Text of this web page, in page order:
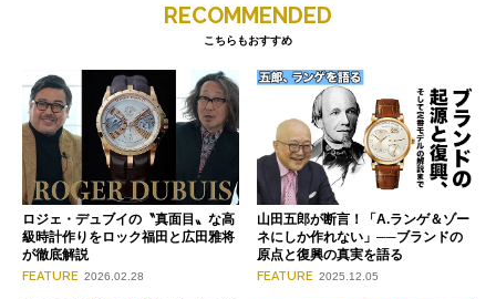
RECOMMENDED
こちらもおすすめ
ロジェ・デュブイの〝真面目〟な高
級時計作りをロック福田と広田雅将
が徹底解説
FEATURE 2026.02.28
山田五郎が断言！「A.ランゲ＆ゾー
ネにしか作れない」──ブランドの
原点と復興の真実を語る
FEATURE 2025.12.05